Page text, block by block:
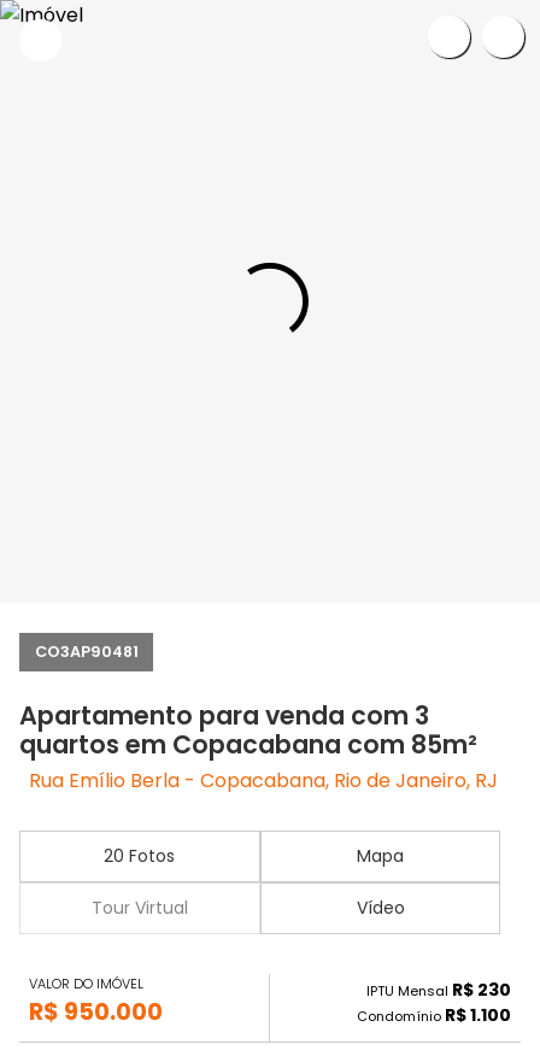
CO3AP90481
Apartamento para venda com 3
quartos em Copacabana com 85m²
Rua Emílio Berla - Copacabana, Rio de Janeiro, RJ
20 Fotos Mapa
Tour Virtual Vídeo
VALOR DO IMÓVEL
R$ 950.000
IPTU Mensal R$ 230
Condomínio R$ 1.100